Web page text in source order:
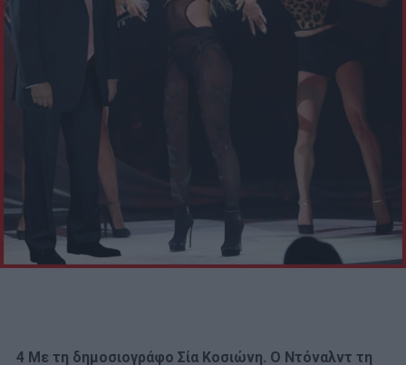
4 Με τη δημοσιογράφο Σία Κοσιώνη. Ο Ντόναλντ τη